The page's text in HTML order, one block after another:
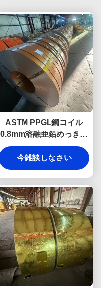
ASTM PPGL鋼コイル
0.8mm溶融亜鉛めっき塗
装済み亜鉛めっきコイル
今雑談しなさい